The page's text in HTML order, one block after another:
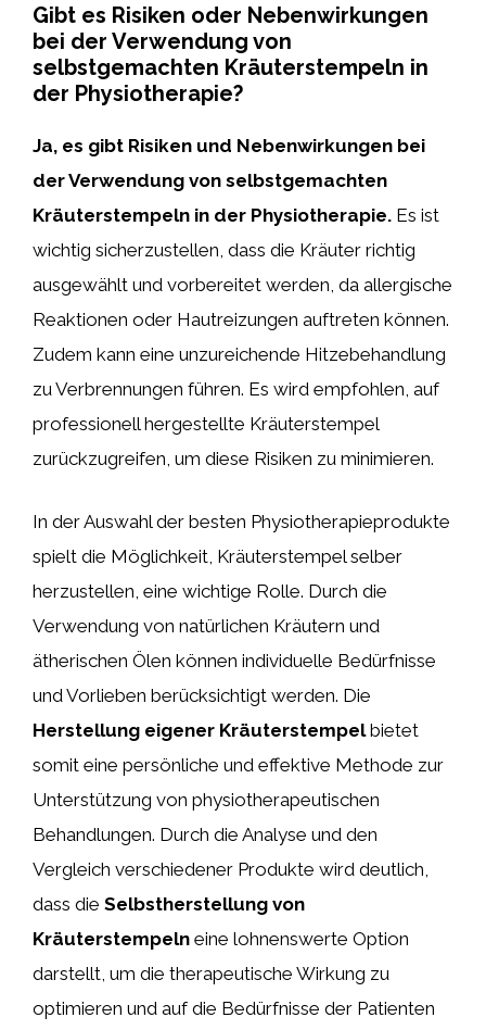
Gibt es Risiken oder Nebenwirkungen
bei der Verwendung von
selbstgemachten Kräuterstempeln in
der Physiotherapie?
Ja, es gibt Risiken und Nebenwirkungen bei
der Verwendung von selbstgemachten
Kräuterstempeln in der Physiotherapie. Es ist
wichtig sicherzustellen, dass die Kräuter richtig
ausgewählt und vorbereitet werden, da allergische
Reaktionen oder Hautreizungen auftreten können.
Zudem kann eine unzureichende Hitzebehandlung
zu Verbrennungen führen. Es wird empfohlen, auf
professionell hergestellte Kräuterstempel
zurückzugreifen, um diese Risiken zu minimieren.
In der Auswahl der besten Physiotherapieprodukte
spielt die Möglichkeit, Kräuterstempel selber
herzustellen, eine wichtige Rolle. Durch die
Verwendung von natürlichen Kräutern und
ätherischen Ölen können individuelle Bedürfnisse
und Vorlieben berücksichtigt werden. Die
Herstellung eigener Kräuterstempelbietet
somit eine persönliche und effektive Methode zur
Unterstützung von physiotherapeutischen
Behandlungen. Durch die Analyse und den
Vergleich verschiedener Produkte wird deutlich,
dass die Selbstherstellung von
Kräuterstempeln eine lohnenswerte Option
darstellt, um die therapeutische Wirkung zu
optimieren und auf die Bedürfnisse der Patienten